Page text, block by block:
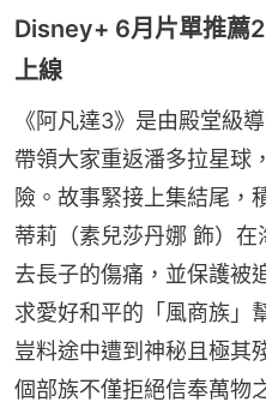
Disney+ 6月片單推薦
上線
《阿凡達3》是由殿堂級
帶領大家重返潘多拉星球
險。故事緊接上集結尾，
蒂莉（素兒莎丹娜 飾）
去長子的傷痛，並保護被
求愛好和平的「風商族」
豈料途中遭到神秘且極其
個部族不僅拒絕信奉萬物